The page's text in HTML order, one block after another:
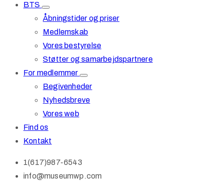
BTS
Åbningstider og priser
Medlemskab
Vores bestyrelse
Støtter og samarbejdspartnere
For medlemmer
Begivenheder
Nyhedsbreve
Vores web
Find os
Kontakt
1(617)987-6543
info@museumwp.com